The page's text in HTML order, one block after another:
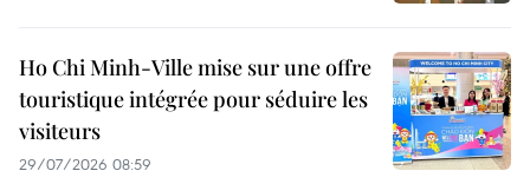
Ho Chi Minh-Ville mise sur une offre
touristique intégrée pour séduire les
visiteurs
29/07/2026 08:59